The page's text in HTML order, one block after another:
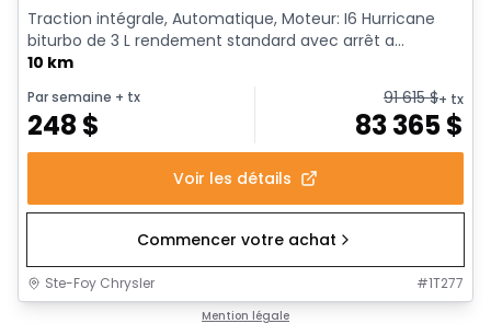
Traction intégrale, Automatique, Moteur: I6 Hurricane
biturbo de 3 L rendement standard avec arrêt a...
10 km
Par semaine + tx
248 $
91 615$+ tx
83 365$
Voir les détails
Commencer votre achat
Ste-Foy Chrysler #1T277
Mention légale